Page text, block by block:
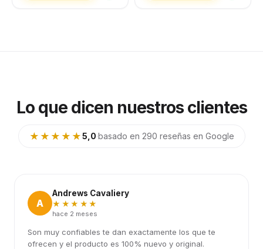
Lo que dicen nuestros clientes
★★★★★5,0·basado en 290 reseñas en Google
A
Andrews Cavaliery
★★★★★
hace 2 meses
Son muy confiables te dan exactamente los que te
ofrecen y el producto es 100% nuevo y original.